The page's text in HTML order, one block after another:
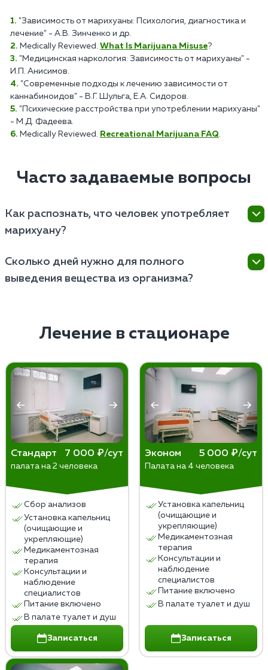
"Зависимость от марихуаны: Психология, диагностика и
лечение" - А.В. Зинченко и др.
Medically Reviewed. What Is Marijuana Misuse?
"Медицинская наркология: Зависимость от марихуаны" -
И.П. Анисимов.
"Современные подходы к лечению зависимости от
каннабиноидов" - В.Г. Шульга, Е.А. Сидоров.
"Психические расстройства при употреблении марихуаны"
- М.Д. Фадеева.
Medically Reviewed. Recreational Marijuana FAQ.
Часто задаваемые вопросы
Как распознать, что человек употребляет
марихуану?
признакам, таким как красные глаза, замедленная
речь, особенный запах изо рта, изменение
Сколько дней нужно для полного
выведения вещества из организма?
зависимости от индивидуальных особенностей
организма и регулярности употребления.
Лечение в стационаре
Стандарт 7 000 ₽/сут
палата на 2 человека
Сбор анализов
Установка капельниц
(очищающие и
укрепляющие)
Медикаментозная
терапия
Консультации и
наблюдение
специалистов
Питание включено
В палате туалет и душ
Записаться
Эконом 5 000 ₽/сут
Палата на 4 человека
Установка капельниц
(очищающие и
укрепляющие)
Медикаментозная
терапия
Консультации и
наблюдение
специалистов
Питание включено
В палате туалет и душ
Записаться